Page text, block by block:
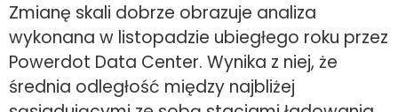
Zmianę skali dobrze obrazuje analiza
wykonana w listopadzie ubiegłego roku przez
Powerdot Data Center. Wynika z niej, że
średnia odległość między najbliżej